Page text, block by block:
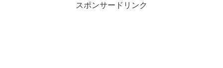
スポンサードリンク